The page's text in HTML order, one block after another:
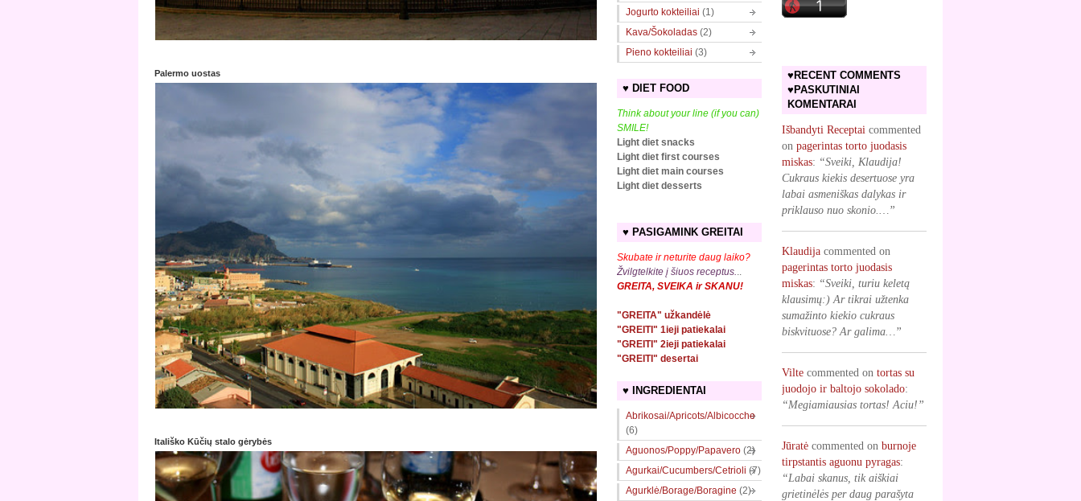
Palermo uostas
Itališko Kūčių stalo gėrybės
♥RECENT COMMENTS
♥PASKUTINIAI
KOMENTARAI
Išbandyti Receptai commented
on pagerintas torto juodasis
miskas: “Sveiki, Klaudija!
Cukraus kiekis desertuose yra
labai asmeniškas dalykas ir
priklauso nuo skonio.…”
Klaudija commented on
pagerintas torto juodasis
miskas: “Sveiki, turiu keletą
klausimų:) Ar tikrai užtenka
sumažinto kiekio cukraus
biskvituose? Ar galima…”
Vilte commented on tortas su
juodojo ir baltojo sokolado:
“Megiamiausias tortas! Aciu!”
Jūratė commented on burnoje
tirpstantis aguonu pyragas:
“Labai skanus, tik aiškiai
grietinėlės per daug parašyta
Jogurto kokteiliai (1)
Kava/Šokoladas (2)
Pieno kokteiliai (3)
♥ DIET FOOD
Think about your line (if you can)
SMILE!
Light diet snacks
Light diet first courses
Light diet main courses
Light diet desserts
♥ PASIGAMINK GREITAI
Skubate ir neturite daug laiko?
Žvilgtelkite į šiuos receptus.
GREITA, SVEIKA ir SKANU!
"GREITA" užkandėlė
"GREITI" 1ieji patiekalai
"GREITI" 2ieji patiekalai
"GREITI" desertai
♥ INGREDIENTAI
Abrikosai/Apricots/Albicocche
(6)
Aguonos/Poppy/Papavero (2)
Agurkai/Cucumbers/Cetrioli (7)
Agurklė/Borage/Boragine (2)